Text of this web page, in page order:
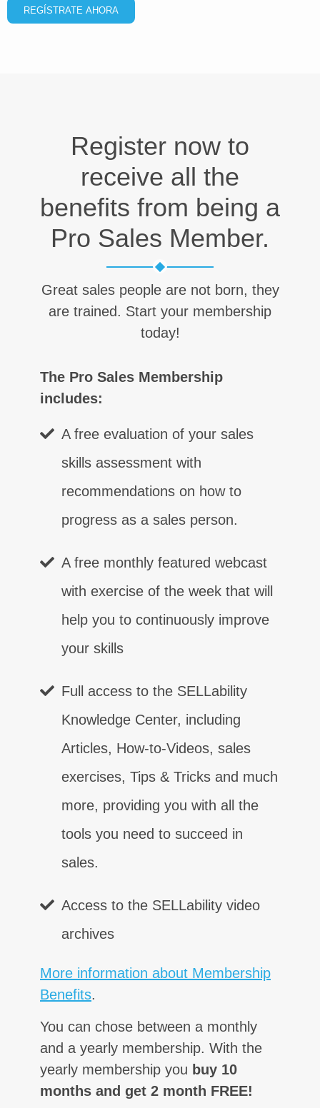
REGÍSTRATE AHORA
Register now to
receive all the
benefits from being a
Pro Sales Member.
Great sales people are not born, they
are trained. Start your membership
today!
The Pro Sales Membership
includes:
A free evaluation of your sales
skills assessment with
recommendations on how to
progress as a sales person.
A free monthly featured webcast
with exercise of the week that will
help you to continuously improve
your skills
Full access to the SELLability
Knowledge Center, including
Articles, How-to-Videos, sales
exercises, Tips & Tricks and much
more, providing you with all the
tools you need to succeed in
sales.
Access to the SELLability video
archives
More information about Membership
Benefits.
You can chose between a monthly
and a yearly membership. With the
yearly membership you buy 10
months and get 2 month FREE!
Comunicación
Control
Contacto
Certeza
Confianza
Competencia
Clausura
Relación con el cliente